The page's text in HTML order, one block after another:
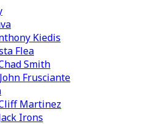
Kiedis
Flea
Smith
Frusciante
Martinez
Irons